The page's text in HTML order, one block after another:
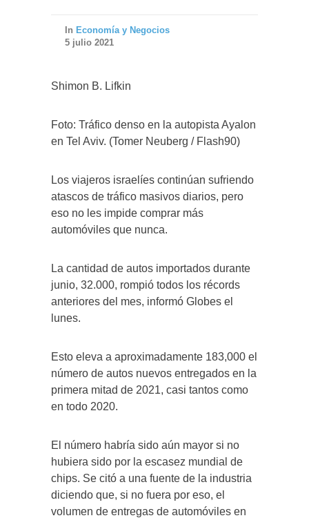
In Economía y Negocios
5 julio 2021
Shimon B. Lifkin
Foto: Tráfico denso en la autopista Ayalon
en Tel Aviv. (Tomer Neuberg / Flash90)
Los viajeros israelíes continúan sufriendo
atascos de tráfico masivos diarios, pero
eso no les impide comprar más
automóviles que nunca.
La cantidad de autos importados durante
junio, 32.000, rompió todos los récords
anteriores del mes, informó Globes el
lunes.
Esto eleva a aproximadamente 183,000 el
número de autos nuevos entregados en la
primera mitad de 2021, casi tantos como
en todo 2020.
El número habría sido aún mayor si no
hubiera sido por la escasez mundial de
chips. Se citó a una fuente de la industria
diciendo que, si no fuera por eso, el
volumen de entregas de automóviles en